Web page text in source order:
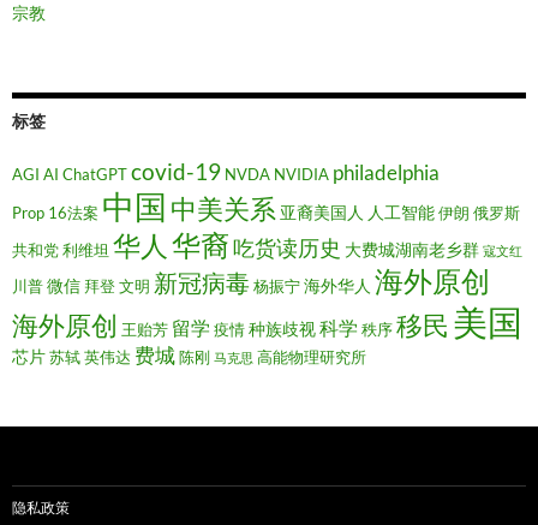
宗教
标签
AGI AI ChatGPTcovid-19 NVDA NVIDIA philadelphia
Prop 16法案 中国 中美关系 亚裔美国人 人工智能伊朗 俄罗斯
共和党利维坦 华人 华裔吃货读历史 大费城湖南老乡群 寇文红
川普微信 拜登文明 新冠病毒杨振宁海外华人 海外原创
海外原创 王贻芳 留学 疫情种族歧视科学 秩序移民 美国
芯片苏轼英伟达 费城陈刚 马克思 高能物理研究所
隐私政策